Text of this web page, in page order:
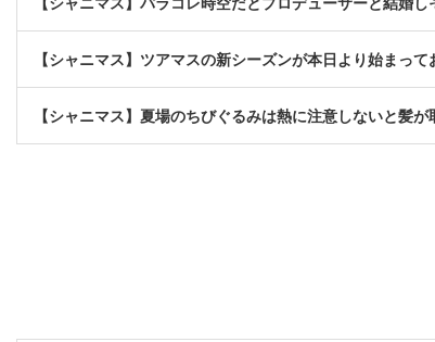
【シャニマス】ツアマスの新シーズンが本日より始まって
【シャニマス】夏場のちびぐるみは熱に注意しないと髪が